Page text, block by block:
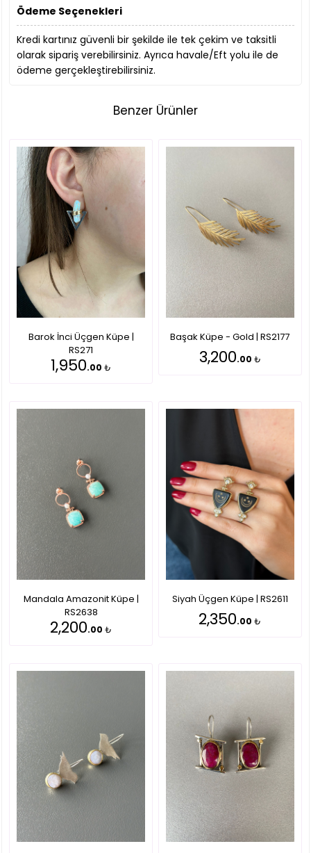
Ödeme Seçenekleri
Kredi kartınız güvenli bir şekilde ile tek çekim ve taksitli
olarak sipariş verebilirsiniz. Ayrıca havale/Eft yolu ile de
ödeme gerçekleştirebilirsiniz.
Benzer Ürünler
Barok İnci Üçgen Küpe |
RS271
1,950.00 ₺
Başak Küpe - Gold | RS2177
3,200.00 ₺
Mandala Amazonit Küpe |
RS2638
2,200.00 ₺
Siyah Üçgen Küpe | RS2611
2,350.00 ₺